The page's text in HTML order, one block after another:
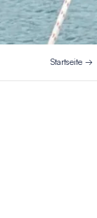
Startseite